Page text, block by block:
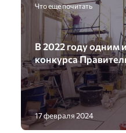
Что еще почитать
В 2022 году одним
конкурса
17 февраля 2024